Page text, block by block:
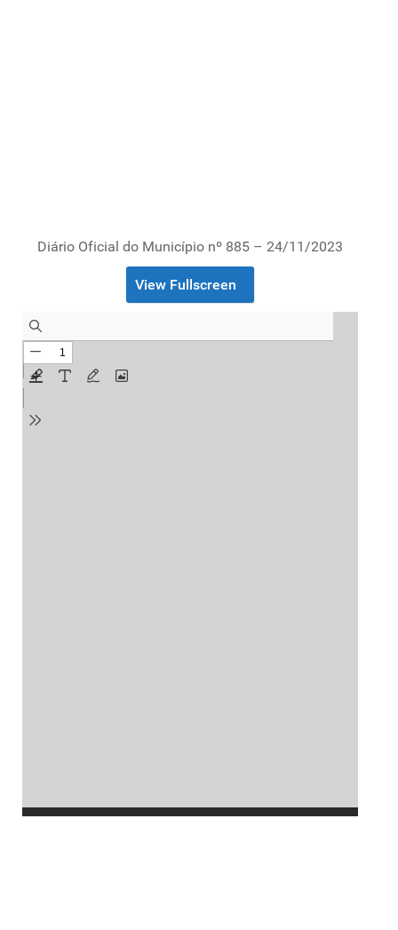
Diário Oficial do Município nº 885 – 24/11/2023
View Fullscreen